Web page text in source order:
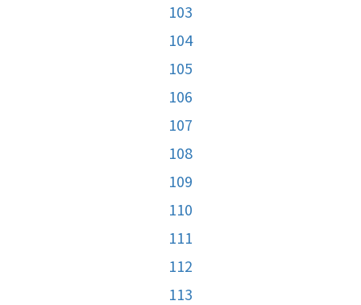
103
104
105
106
107
108
109
110
111
112
113